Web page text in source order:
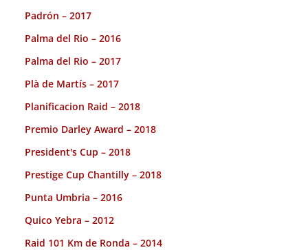
Padrón – 2017
Palma del Rio – 2016
Palma del Rio – 2017
Plà de Martís – 2017
Planificacion Raid – 2018
Premio Darley Award – 2018
President's Cup – 2018
Prestige Cup Chantilly – 2018
Punta Umbria – 2016
Quico Yebra – 2012
Raid 101 Km de Ronda – 2014